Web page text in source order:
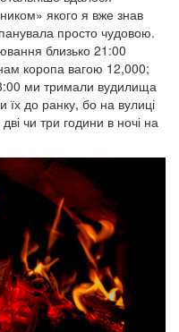
якого я вже знав
просто чудовою.
близько 21:00
коропа вагою 12,000;
ми тримали вудилища
їх до ранку, бо на вулиці
чи три години в ночі на